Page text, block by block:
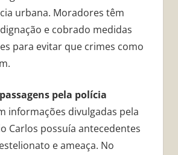
urbana. Moradores têm
e cobrado medidas
para evitar que crimes como
pela polícia
informações divulgadas pela
Carlos possuía antecedentes
e ameaça. No